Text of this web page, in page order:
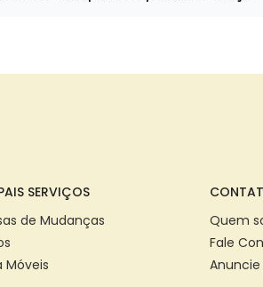
SERVIÇOS
de Mudanças
Móveis
Quem
Fale